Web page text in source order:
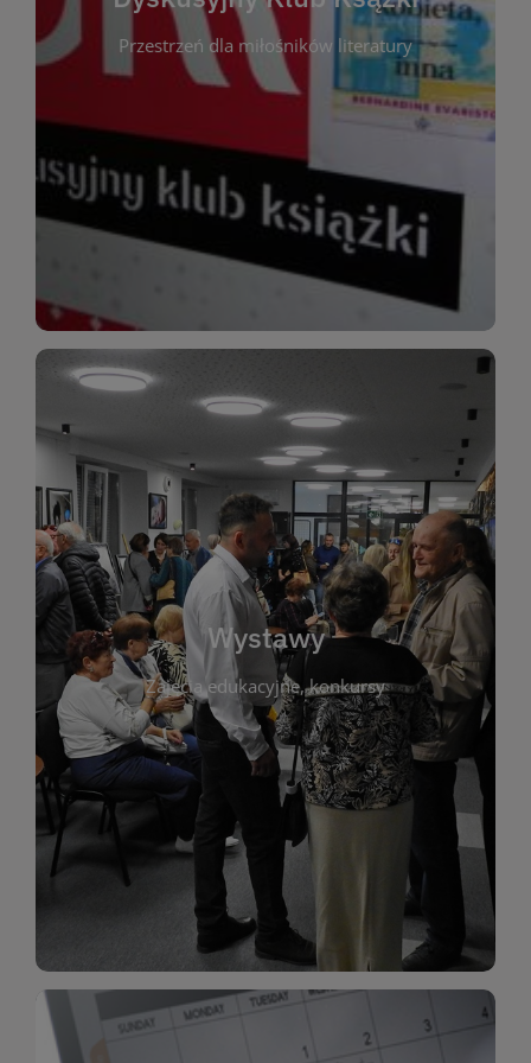
Przestrzeń dla miłośników literatury
Dyskusyjny Klub Ksążki
Dyskusyjny Klub Książki to przestrzeń dla
miłośników literatury, którzy lubią dzielić się
opiniami i emocjami po lekturze. Spotykamy się
regularnie, by rozmawiać o wybranych tytułach z
różnych gatunków literackich. Każde spotkanie to
okazja do inspirującej dyskusji, wymiany
Wystawy
Zajęcia edukacyjne, konkursy
Wystawy
Biblioteka organizuje prezentujące zarówno
sztukę lokalnych twórców, jak i zbiory tematyczne.
W tej sekcji znajdziesz informacje o aktualnych
ekspozycjach oraz archiwum wystaw z
poprzednich lat. Prezentowane prace obejmują
malarstwo, fotografię, rękodzieło i inne formy
artystyczne. Każda wystawa to wyjątkowa okazja
do kontaktu z kulturą i sztuką w przestrzeni
biblioteki. Serdecznie zapraszamy wszystkich
miłośników estetycznych doznań!
WIĘCEJ